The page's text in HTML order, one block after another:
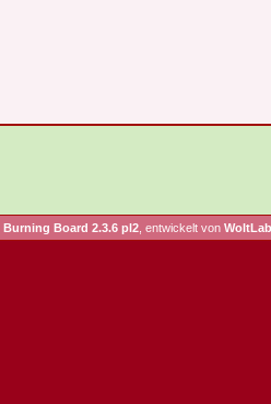
Burning Board 2.3.6 pl2, entwickelt von